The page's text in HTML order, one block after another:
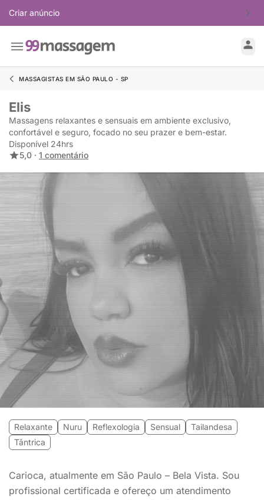
Criar anúncio
MASSAGISTAS EM SÃO PAULO - SP
Elis
Massagens relaxantes e sensuais em ambiente exclusivo,
confortável e seguro, focado no seu prazer e bem-estar.
Disponível 24hrs
5,0 · 1 comentário
Relaxante Nuru Reflexologia Sensual
Tailandesa
Tântrica
Carioca, atualmente em São Paulo – Bela Vista. Sou
profissional certificada e ofereço um atendimento